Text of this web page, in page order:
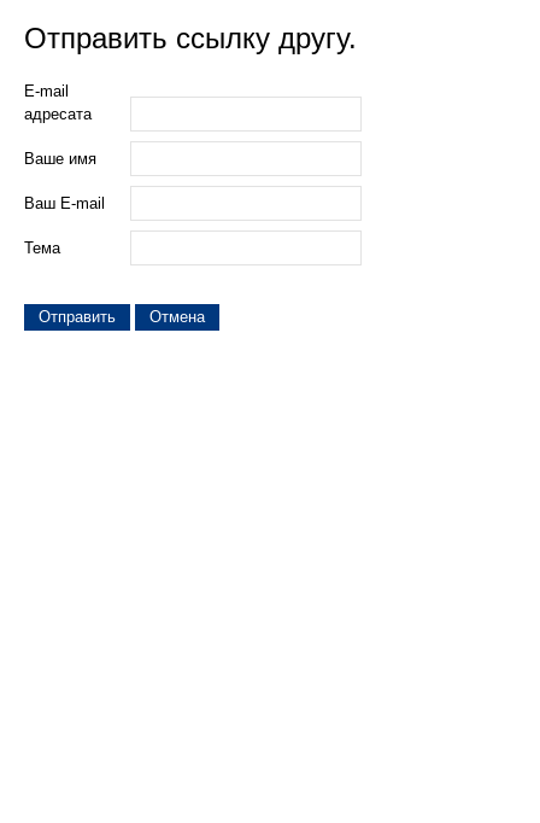
Отправить ссылку другу.
E-mail
адресата
Ваше имя
Ваш E-mail
Тема
Отправить Отмена